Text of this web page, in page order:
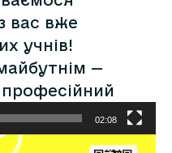
вас вже
учнів!
—
02:08